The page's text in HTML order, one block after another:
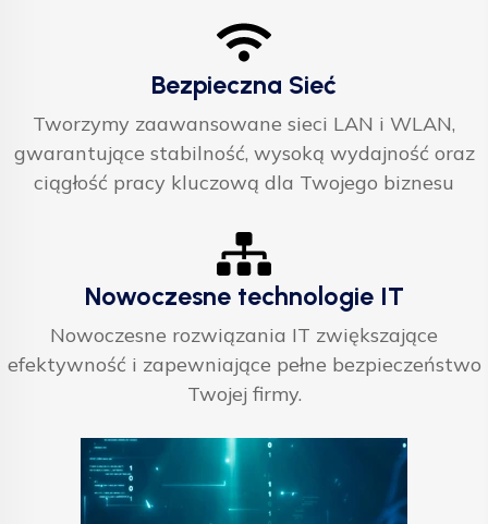
Bezpieczna Sieć
Tworzymy zaawansowane sieci LAN i WLAN,
gwarantujące stabilność, wysoką wydajność oraz
ciągłość pracy kluczową dla Twojego biznesu
Nowoczesne technologie IT
Nowoczesne rozwiązania IT zwiększające
efektywność i zapewniające pełne bezpieczeństwo
Twojej firmy.